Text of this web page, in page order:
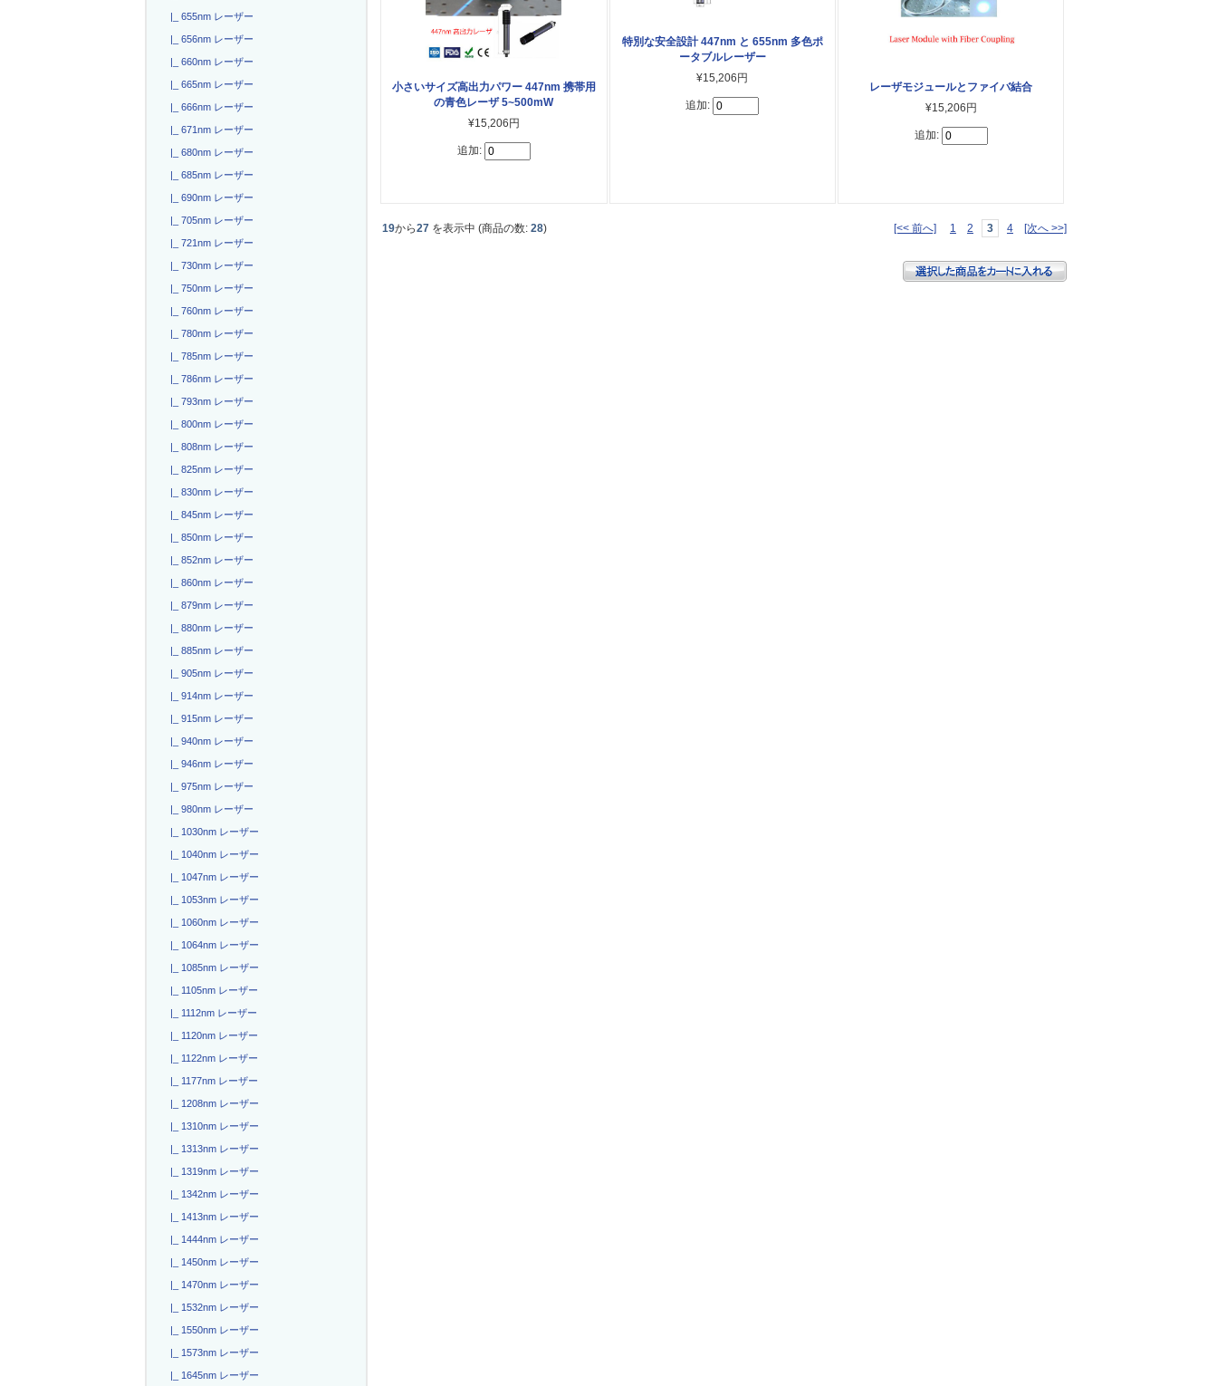
|_ 655nm レーザー
|_ 656nm レーザー
|_ 660nm レーザー
|_ 665nm レーザー
|_ 666nm レーザー
|_ 671nm レーザー
|_ 680nm レーザー
|_ 685nm レーザー
|_ 690nm レーザー
|_ 705nm レーザー
|_ 721nm レーザー
|_ 730nm レーザー
|_ 750nm レーザー
|_ 760nm レーザー
|_ 780nm レーザー
|_ 785nm レーザー
|_ 786nm レーザー
|_ 793nm レーザー
|_ 800nm レーザー
|_ 808nm レーザー
|_ 825nm レーザー
|_ 830nm レーザー
|_ 845nm レーザー
|_ 850nm レーザー
|_ 852nm レーザー
|_ 860nm レーザー
|_ 879nm レーザー
|_ 880nm レーザー
|_ 885nm レーザー
|_ 905nm レーザー
|_ 914nm レーザー
|_ 915nm レーザー
|_ 940nm レーザー
|_ 946nm レーザー
|_ 975nm レーザー
|_ 980nm レーザー
|_ 1030nm レーザー
|_ 1040nm レーザー
|_ 1047nm レーザー
|_ 1053nm レーザー
|_ 1060nm レーザー
|_ 1064nm レーザー
|_ 1085nm レーザー
|_ 1105nm レーザー
|_ 1112nm レーザー
|_ 1120nm レーザー
|_ 1122nm レーザー
|_ 1177nm レーザー
|_ 1208nm レーザー
|_ 1310nm レーザー
|_ 1313nm レーザー
|_ 1319nm レーザー
|_ 1342nm レーザー
|_ 1413nm レーザー
|_ 1444nm レーザー
|_ 1450nm レーザー
|_ 1470nm レーザー
|_ 1532nm レーザー
|_ 1550nm レーザー
|_ 1573nm レーザー
|_ 1645nm レーザー
小さいサイズ高出力パワー 447nm 携帯用
の青色レーザ 5~500mW
¥15,206円
追加:
特別な安全設計 447nm と 655nm 多色ポ
ータブルレーザー
¥15,206円
追加:
レーザモジュールとファイバ結合
¥15,206円
追加:
19から27 を表示中 (商品の数:28) [<< 前へ] 1 2 3 4 [次へ >>]